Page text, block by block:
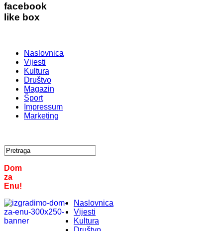
facebook
like box
Naslovnica
Vijesti
Kultura
Društvo
Magazin
Šport
Impressum
Marketing
Dom
za
Enu!
Naslovnica
Vijesti
Kultura